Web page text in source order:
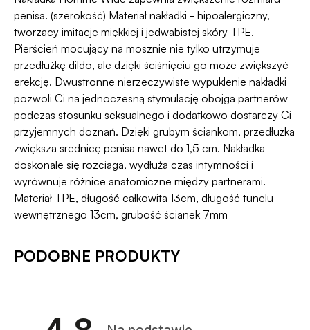
pieniądze 🧡
programu Wygodne Zwroty® .
penisa. (szerokość) Materiał nakładki - hipoalergiczny,
tworzący imitację miękkiej i jedwabistej skóry TPE.
Pierścień mocujący na mosznie nie tylko utrzymuje
przedłużkę dildo, ale dzięki ściśnięciu go może zwiększyć
erekcję. Dwustronne nierzeczywiste wypuklenie nakładki
pozwoli Ci na jednoczesną stymulację obojga partnerów
podczas stosunku seksualnego i dodatkowo dostarczy Ci
przyjemnych doznań. Dzięki grubym ściankom, przedłużka
zwiększa średnicę penisa nawet do 1,5 cm. Nakładka
doskonale się rozciąga, wydłuża czas intymności i
wyrównuje różnice anatomiczne między partnerami.
Materiał TPE, długość całkowita 13cm, długość tunelu
wewnętrznego 13cm, grubość ścianek 7mm
PODOBNE PRODUKTY